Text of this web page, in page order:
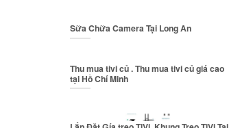
Sữa Chữa Camera Tại Long An
Thu mua tivi củ . Thu mua tivi củ giá cao
tại Hồ Chí Minh